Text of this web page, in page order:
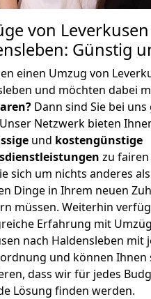
von
Günstig
einen Umzug von
und möchten dabei
Dann sind Sie bei uns
Netzwerk bieten
und kostengünstige
zu fairen
sich um nichts anderes
Dinge in Ihrem neuen
müssen. Weiterhin
Erfahrung mit
nach Haldensleben mit
und können Ihnen
dass wir für jedes
Lösung finden werden.